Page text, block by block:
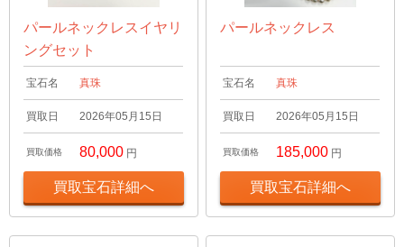
パールネックレスイヤリ
ングセット
宝石名 真珠
買取日 2026年05月15日
買取価格 80,000 円
買取宝石詳細へ
パールネックレス
宝石名 真珠
買取日 2026年05月15日
買取価格 185,000 円
買取宝石詳細へ